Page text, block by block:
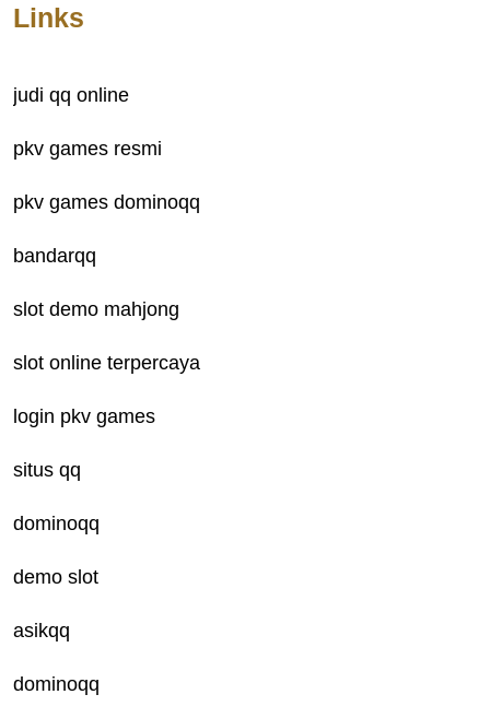
Links
judi qq online
pkv games resmi
pkv games dominoqq
bandarqq
slot demo mahjong
slot online terpercaya
login pkv games
situs qq
dominoqq
demo slot
asikqq
dominoqq